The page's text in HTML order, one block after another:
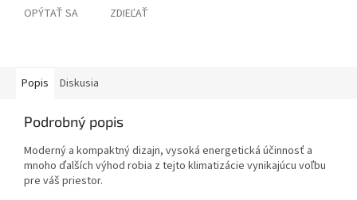
OPÝTAŤ SA ZDIEĽAŤ
Popis Diskusia
Podrobný popis
Moderný a kompaktný dizajn, vysoká energetická účinnosť a
mnoho ďalších výhod robia z tejto klimatizácie vynikajúcu voľbu
pre váš priestor.